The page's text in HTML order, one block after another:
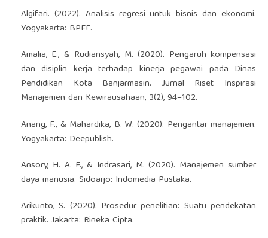
Algifari. (2022). Analisis regresi untuk bisnis dan ekonomi.
Yogyakarta: BPFE.
Amalia, E., & Rudiansyah, M. (2020). Pengaruh kompensasi
dan disiplin kerja terhadap kinerja pegawai pada Dinas
Pendidikan Kota Banjarmasin. Jurnal Riset Inspirasi
Manajemen dan Kewirausahaan, 3(2), 94–102.
Anang, F., & Mahardika, B. W. (2020). Pengantar manajemen.
Yogyakarta: Deepublish.
Ansory, H. A. F., & Indrasari, M. (2020). Manajemen sumber
daya manusia. Sidoarjo: Indomedia Pustaka.
Arikunto, S. (2020). Prosedur penelitian: Suatu pendekatan
praktik. Jakarta: Rineka Cipta.